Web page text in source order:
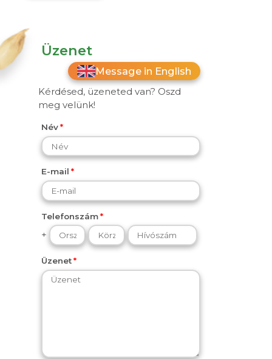
Üzenet
Message in English
Kérdésed, üzeneted van? Oszd
meg velünk!
Név
E-mail
Telefonszám
+
Üzenet